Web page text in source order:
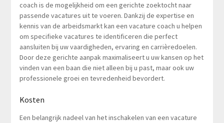
coach is de mogelijkheid om een gerichte zoektocht naar
passende vacatures uit te voeren. Dankzij de expertise en
kennis van de arbeidsmarkt kan een vacature coach u helpen
om specifieke vacatures te identificeren die perfect
aansluiten bij uw vaardigheden, ervaring en carrièredoelen.
Door deze gerichte aanpak maximaliseert u uw kansen op het
vinden van een baan die niet alleen bij u past, maar ook uw
professionele groei en tevredenheid bevordert.
Kosten
Een belangrijk nadeel van het inschakelen van een vacature